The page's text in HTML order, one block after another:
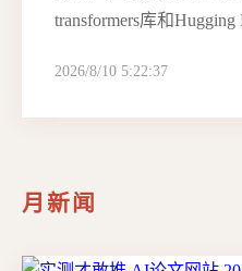
transformers库和
2026/8/10 5:22:37
月新闻